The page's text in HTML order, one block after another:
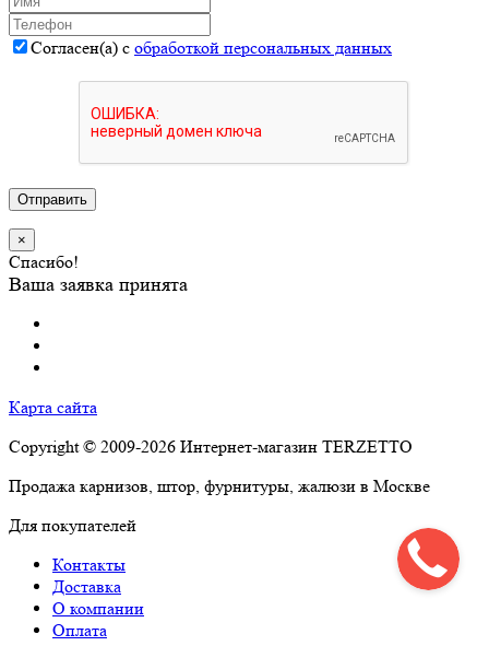
Согласен(а) с обработкой персональных данных
Отправить
×
Спасибо!
Ваша заявка принята
Карта сайта
Copyright © 2009-2026 Интернет-магазин TERZETTO
Продажа карнизов, штор, фурнитуры, жалюзи в Москве
Для покупателей
Контакты
Доставка
О компании
Оплата